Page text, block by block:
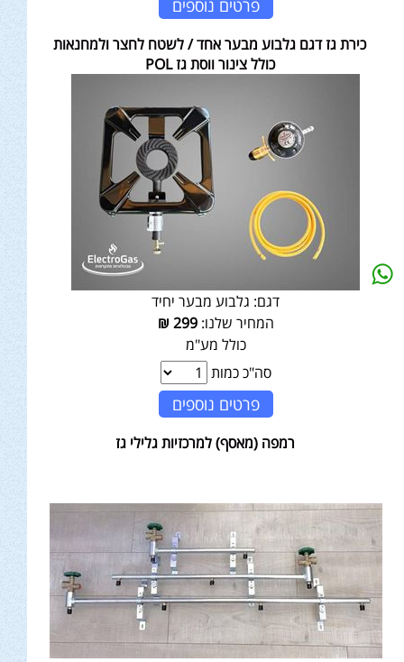
פרטים נוספים
כירת גז דגם גלבוע מבער אחד / לשטח לחצר ולמחנאות
כולל צינור ווסת גז POL
דגם: גלבוע מבער יחיד
המחיר שלנו:299
₪
כולל מע"מ
סה"כ כמות
פרטים נוספים
רמפה (מאסף) למרכזיות גלילי גז